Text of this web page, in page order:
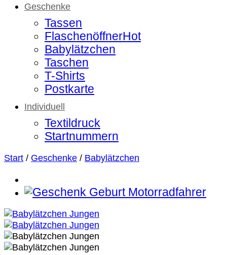
Geschenke
Tassen
Flaschenöffner
Babylätzchen
Taschen
T-Shirts
Postkarte
Individuell
Textildruck
Startnummern
Start / Geschenke / Babylätzchen